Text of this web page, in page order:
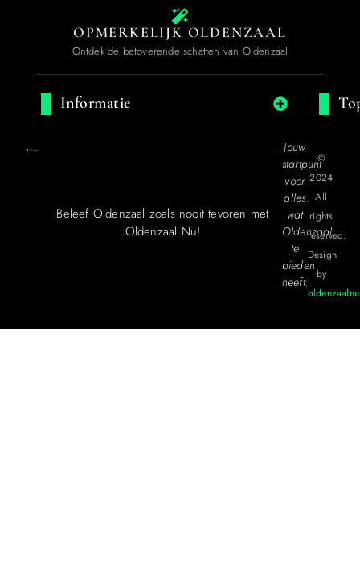
OPMERKELIJK OLDENZAAL
Ontdek de betoverende schatten van Oldenzaal
Informatie
Beleef Oldenzaal zoals nooit tevoren met
Oldenzaal Nu!
Jouw
startpunt
voor
alles
wat
Oldenzaal
te
bieden
heeft.
©
2024
All
rights
reserved.
Design
by